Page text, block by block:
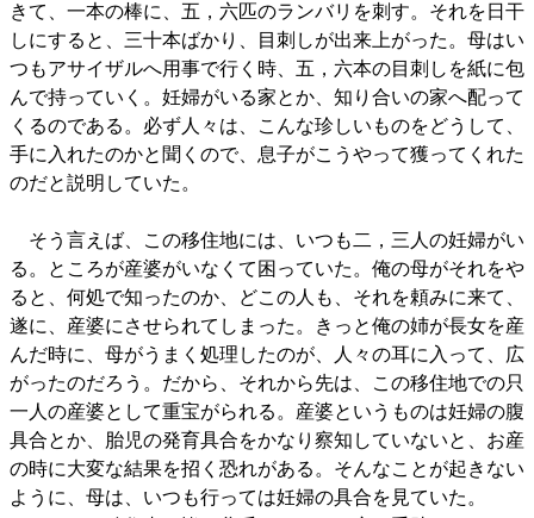
きて、一本の棒に、五，六匹のランバリを刺す。それを日干
しにすると、三十本ばかり、目刺しが出来上がった。母はい
つもアサイザルへ用事で行く時、五，六本の目刺しを紙に包
んで持っていく。妊婦がいる家とか、知り合いの家へ配って
くるのである。必ず人々は、こんな珍しいものをどうして、
手に入れたのかと聞くので、息子がこうやって獲ってくれた
のだと説明していた。
そう言えば、この移住地には、いつも二，三人の妊婦がい
る。ところが産婆がいなくて困っていた。俺の母がそれをや
ると、何処で知ったのか、どこの人も、それを頼みに来て、
遂に、産婆にさせられてしまった。きっと俺の姉が長女を産
んだ時に、母がうまく処理したのが、人々の耳に入って、広
がったのだろう。だから、それから先は、この移住地での只
一人の産婆として重宝がられる。産婆というものは妊婦の腹
具合とか、胎児の発育具合をかなり察知していないと、お産
の時に大変な結果を招く恐れがある。そんなことが起きない
ように、母は、いつも行っては妊婦の具合を見ていた。